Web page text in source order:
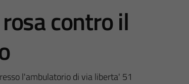
contro il
l'ambulatorio di via liberta' 51